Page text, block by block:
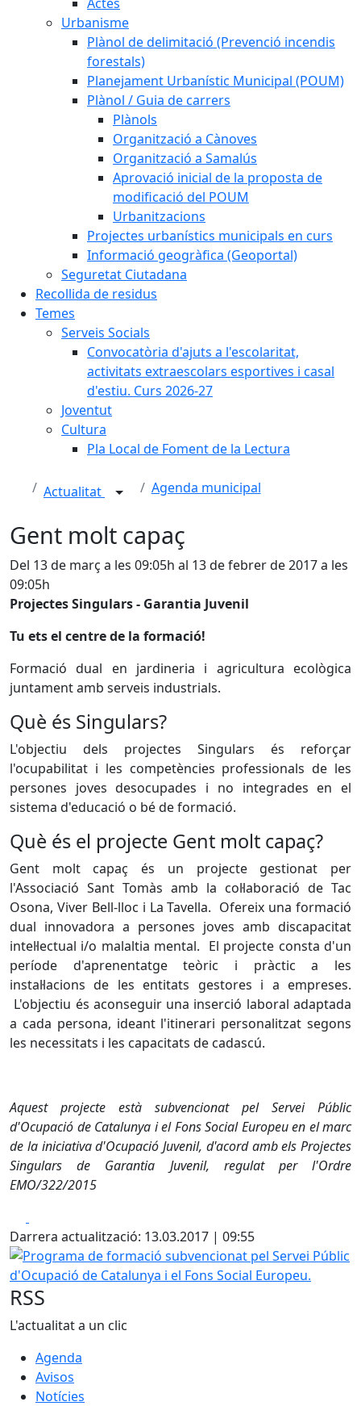
Urbanisme
Plànol de delimitació (Prevenció incendis
forestals)
Planejament Urbanístic Municipal (POUM)
Plànol / Guia de carrers
Plànols
Organització a Cànoves
Organització a Samalús
Aprovació inicial de la proposta de
modificació del POUM
Urbanitzacions
Projectes urbanístics municipals en curs
Informació geogràfica (Geoportal)
Seguretat Ciutadana
Recollida de residus
Temes
Serveis Socials
Convocatòria d'ajuts a l'escolaritat,
activitats extraescolars esportives i casal
d'estiu. Curs 2026-27
Joventut
Cultura
Pla Local de Foment de la Lectura
Actualitat Agenda municipal
Gent molt capaç
Del 13 de març a les 09:05h al 13 de febrer de 2017 a les
09:05h
Projectes Singulars - Garantia Juvenil
Tu ets el centre de la formació!
Formació dual en jardineria i agricultura ecològica
juntament amb serveis industrials.
Què és Singulars?
L'objectiu dels projectes Singulars és reforçar
l'ocupabilitat i les competències professionals de les
persones joves desocupades i no integrades en el
sistema d'educació o bé de formació.
Què és el projecte Gent molt capaç?
Gent molt capaç és un projecte gestionat per
l'Associació Sant Tomàs amb la col·laboració de Tac
Osona, Viver Bell-lloc i La Tavella. Ofereix una formació
dual innovadora a persones joves amb discapacitat
intel·lectual i/o malaltia mental. El projecte consta d'un
període d'aprenentatge teòric i pràctic a les
instal·lacions de les entitats gestores i a empreses.
L'objectiu és aconseguir una inserció laboral adaptada
a cada persona, ideant l'itinerari personalitzat segons
les necessitats i les capacitats de cadascú.
Aquest projecte està subvencionat pel Servei Públic
d'Ocupació de Catalunya i el Fons Social Europeu en el marc
de la iniciativa d'Ocupació Juvenil, d'acord amb els Projectes
Singulars de Garantia Juvenil, regulat per l'Ordre
EMO/322/2015
Darrera actualització: 13.03.2017 | 09:55
Programa de formació subvencionat pel Servei Públic
RSS
L'actualitat a un clic
Agenda
Avisos
Notícies